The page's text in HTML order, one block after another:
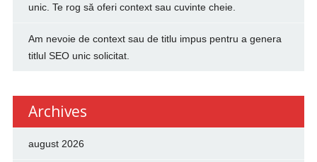
unic. Te rog să oferi context sau cuvinte cheie.
Am nevoie de context sau de titlu impus pentru a genera
titlul SEO unic solicitat.
Archives
august 2026